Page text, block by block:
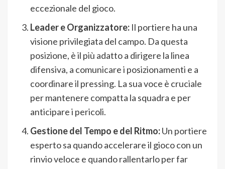
eccezionale del gioco.
Leader e Organizzatore: Il portiere ha una
visione privilegiata del campo. Da questa
posizione, è il più adatto a dirigere la linea
difensiva, a comunicare i posizionamenti e a
coordinare il pressing. La sua voce è cruciale
per mantenere compatta la squadra e per
anticipare i pericoli.
Gestione del Tempo e del Ritmo:Un portiere
esperto sa quando accelerare il gioco con un
rinvio veloce e quando rallentarlo per far